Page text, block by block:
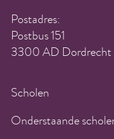
Postadres:
Postbus 151
3300 AD Dordrecht
Scholen
Onderstaande